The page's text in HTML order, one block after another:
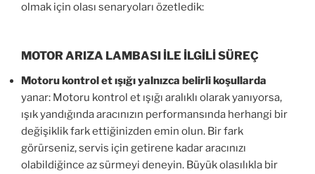
olmak için olası senaryoları özetledik:
MOTOR ARIZA LAMBASI İLE İLGİLİ SÜREÇ
Motoru kontrol et ışığı yalnızca belirli koşullarda
yanar: Motoru kontrol et ışığı aralıklı olarak yanıyorsa,
ışık yandığında aracınızın performansında herhangi bir
değişiklik fark ettiğinizden emin olun. Bir fark
görürseniz, servis için getirene kadar aracınızı
olabildiğince az sürmeyi deneyin. Büyük olasılıkla bir